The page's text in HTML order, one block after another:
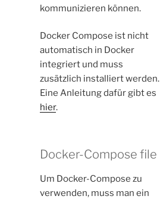
kommunizieren können.
Docker Compose ist nicht
automatisch in Docker
integriert und muss
zusätzlich installiert werden.
Eine Anleitung dafür gibt es
hier.
Docker-Compose file
Um Docker-Compose zu
verwenden, muss man ein